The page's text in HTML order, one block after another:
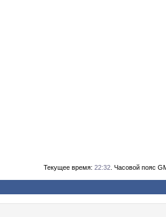
Текущее время: 22:32 . Часовой пояс